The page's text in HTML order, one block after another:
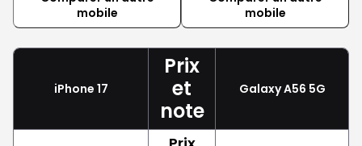
mobile
mobile
iPhone 17
Prix
et
note
Galaxy A56 5G